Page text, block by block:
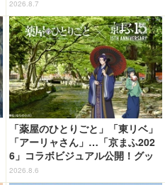
ルダーが新登場！
2026.8.7
「薬屋のひとりごと」「東リベ」
「アーリャさん」…「京まふ202
6」コラボビジュアル公開！グッ
ズなどの最新情報も
2026.8.6